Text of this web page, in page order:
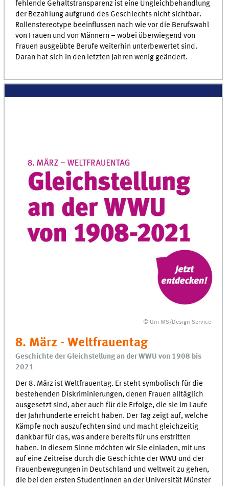
fehlende Gehaltstransparenz ist eine Ungleichbehandlung
der Bezahlung aufgrund des Geschlechts nicht sichtbar.
Rollenstereotype beeinflussen nach wie vor die Berufswahl
von Frauen und von Männern – wobei überwiegend von
Frauen ausgeübte Berufe weiterhin unterbewertet sind.
Daran hat sich in den letzten Jahren wenig geändert.
© Uni MS/Design Service
8. März - Weltfrauentag
Geschichte der Gleichstellung an der WWU von 1908 bis
2021
Der 8. März ist Weltfrauentag. Er steht symbolisch für die
bestehenden Diskriminierungen, denen Frauen alltäglich
ausgesetzt sind, aber auch für die Erfolge, die sie im Laufe
der Jahrhunderte erreicht haben. Der Tag zeigt auf, welche
Kämpfe noch auszufechten sind und macht gleichzeitig
dankbar für das, was andere bereits für uns erstritten
haben. In diesem Sinne möchten wir Sie einladen, mit uns
auf eine Zeitreise durch die Geschichte der WWU und der
Frauenbewegungen in Deutschland und weltweit zu gehen,
die bei den ersten Studentinnen an der Universität Münster